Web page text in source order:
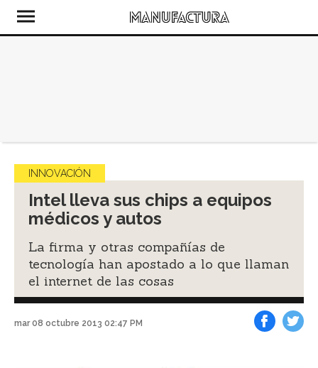
INNOVACIÓN
Intel lleva sus chips a equipos
médicos y autos
La firma y otras compañías de
tecnología han apostado a lo que llaman
el internet de las cosas
mar 08 octubre 2013 02:47 PM